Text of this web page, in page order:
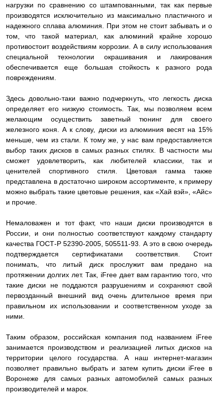
нагрузки по сравнению со штампованными, так как первые
производятся исключительно из максимально пластичного и
надежного сплава алюминия. При этом не стоит забывать и о
том, что такой материал, как алюминий крайне хорошо
противостоит воздействиям коррозии. А в силу использования
специальной технологии окрашивания и лакирования
обеспечивается еще большая стойкость к разного рода
повреждениям.
Здесь довольно-таки важно подчеркнуть, что легкость диска
определяет его низкую стоимость. Так, мы позволяем всем
желающим осуществить заветный тюнинг для своего
железного коня. А к слову, диски из алюминия весят на 15%
меньше, чем из стали. К тому же, у нас вам предоставляется
выбор таких дисков в самых разных стилях. В частности мы
сможет удовлетворить, как любителей классики, так и
ценителей спортивного стиля. Цветовая гамма также
представлена в достаточно широком ассортименте, к примеру
можно выбрать такие цветовые решения, как «Хай вэй», «Айс»
и прочие.
Немаловажен и тот факт, что наши диски производятся в
России, и они полностью соответствуют каждому стандарту
качества ГОСТ-Р 52390-2005, 505511-93. А это в свою очередь
подтверждается сертификатами соответствия. Стоит
понимать, что литый диск прослужит вам предано на
протяжении долгих лет. Так, iFree дает вам гарантию того, что
такие диски не поддаются разрушениям и сохраняют свой
первозданный внешний вид очень длительное время при
правильном их использовании и соответственном уходе за
ними.
Таким образом, российская компания под названием iFree
занимается производством и реализацией литых дисков на
территории целого государства. А наш интернет-магазин
позволяет правильно выбрать и затем купить диски iFree в
Воронеже для самых разных автомобилей самых разных
производителей и марок.